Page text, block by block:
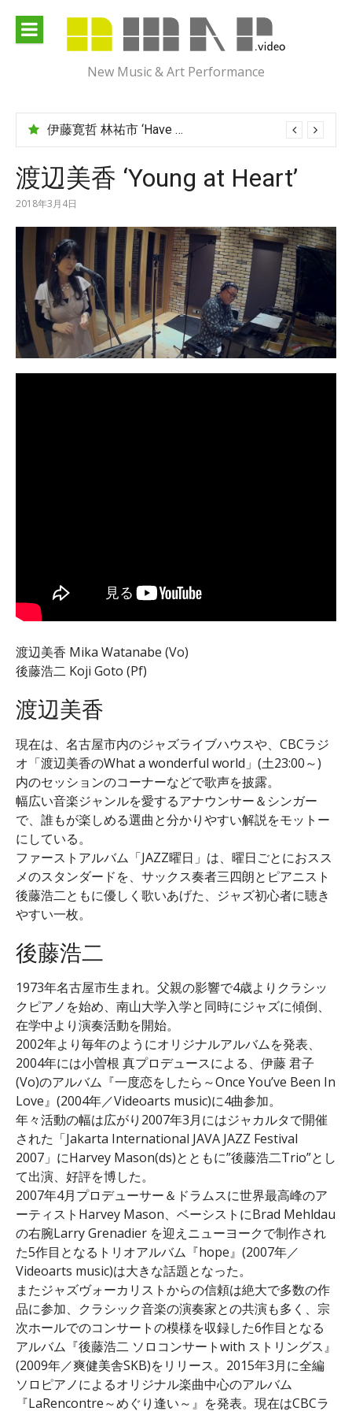
content
New Music & Art Performance
伊藤寛哲 林祐市 ‘Have You Met Ms Jones?’
渡辺美香 ‘Young at Heart’
2018年3月4日
渡辺美香 Mika Watanabe (Vo)
後藤浩二 Koji Goto (Pf)
渡辺美香
現在は、名古屋市内のジャズライブハウスや、CBCラジ
オ「渡辺美香のWhat a wonderful world」(土23:00～)
内のセッションのコーナーなどで歌声を披露。
幅広い音楽ジャンルを愛するアナウンサー＆シンガー
で、誰もが楽しめる選曲と分かりやすい解説をモットー
にしている。
ファーストアルバム「JAZZ曜日」は、曜日ごとにおスス
メのスタンダードを、サックス奏者三四朗とピアニスト
後藤浩二ともに優しく歌いあげた、ジャズ初心者に聴き
やすい一枚。
後藤浩二
1973年名古屋市生まれ。父親の影響で4歳よりクラシッ
クピアノを始め、南山大学入学と同時にジャズに傾倒、
在学中より演奏活動を開始。
2002年より毎年のようにオリジナルアルバムを発表、
2004年には小曽根 真プロデュースによる、伊藤 君子
(Vo)のアルバム『一度恋をしたら～Once You’ve Been In
Love』(2004年／Videoarts music)に4曲参加。
年々活動の幅は広がり2007年3月にはジャカルタで開催
された「Jakarta International JAVA JAZZ Festival
2007」にHarvey Mason(ds)とともに”後藤浩二Trio”とし
て出演、好評を博した。
2007年4月プロデューサー＆ドラムスに世界最高峰のア
ーティストHarvey Mason、ベーシストにBrad Mehldau
の右腕Larry Grenadier を迎えニューヨークで制作され
た5作目となるトリオアルバム『hope』(2007年／
Videoarts music)は大きな話題となった。
またジャズヴォーカリストからの信頼は絶大で多数の作
品に参加、クラシック音楽の演奏家との共演も多く、宗
次ホールでのコンサートの模様を収録した6作目となる
アルバム『後藤浩二 ソロコンサートwith ストリングス』
(2009年／爽健美舎SKB)をリリース。2015年3月に全編
ソロピアノによるオリジナル楽曲中心のアルバム
『LaRencontre～めぐり逢い～』を発表。現在はCBCラ